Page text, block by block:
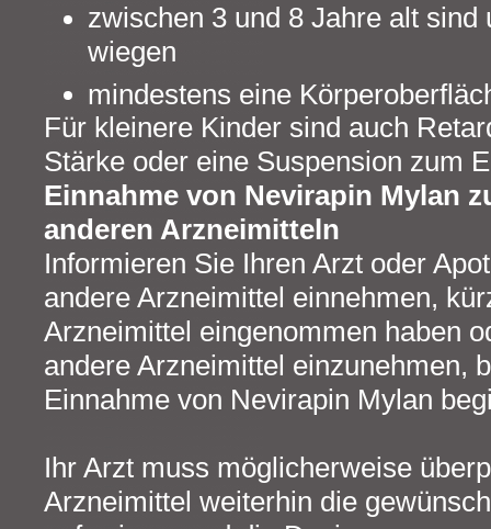
zwischen 3 und 8 Jahre alt sind
wiegen
mindestens eine
Für kleinere Kinder sind auch
Stärke oder eine Suspension zum
Einnahme von Nevirapin Mylan
anderen Arzneimitteln
Informieren Sie Ihren Arzt oder
andere Arzneimittel einnehmen,
Arzneimittel eingenommen haben
andere Arzneimittel einzunehmen,
Einnahme von Nevirapin Mylan
Ihr Arzt muss möglicherweise
Arzneimittel weiterhin die